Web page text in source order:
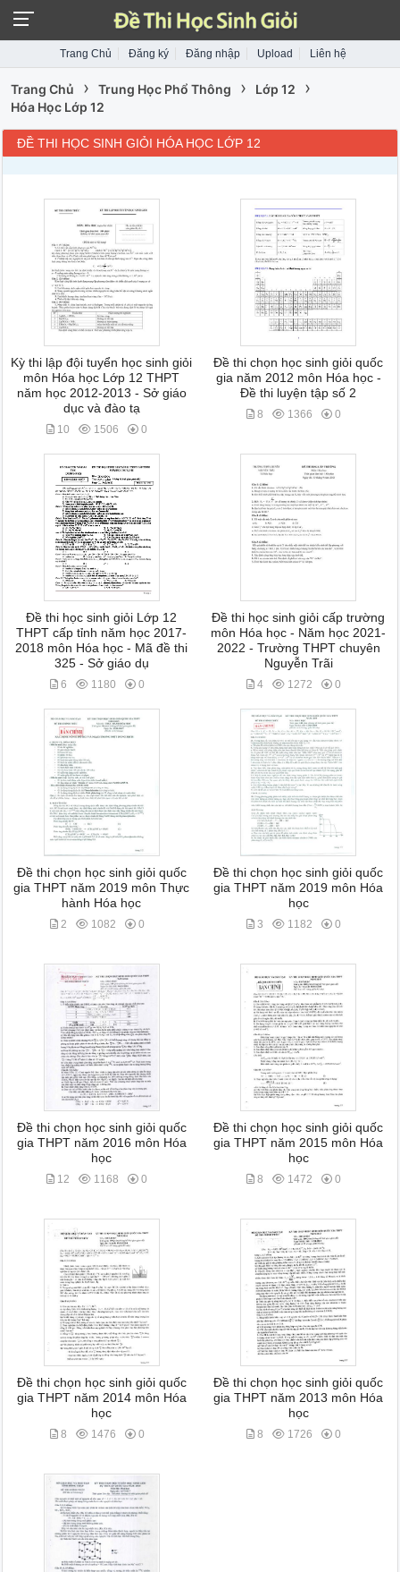
Trang Chủ Đăng ký Đăng nhập Upload Liên hệ
Trang Chủ › Trung Học Phổ Thông › Lớp 12 ›
Hóa Học Lớp 12
ĐỀ THI HỌC SINH GIỎI HÓA HỌC LỚP 12
Kỳ thi lập đội tuyển học sinh giỏi
môn Hóa học Lớp 12 THPT
năm học 2012-2013 - Sở giáo
dục và đào tạ
10 1506 0
Đề thi chọn học sinh giỏi quốc
gia năm 2012 môn Hóa học -
Đề thi luyện tập số 2
8 1366 0
Đề thi học sinh giỏi Lớp 12
THPT cấp tỉnh năm học 2017-
2018 môn Hóa học - Mã đề thi
325 - Sở giáo dụ
6 1180 0
Đề thi học sinh giỏi cấp trường
môn Hóa học - Năm học 2021-
2022 - Trường THPT chuyên
Nguyễn Trãi
4 1272 0
Đề thi chọn học sinh giỏi quốc
gia THPT năm 2019 môn Thực
hành Hóa học
2 1082 0
Đề thi chọn học sinh giỏi quốc
gia THPT năm 2019 môn Hóa
học
3 1182 0
Đề thi chọn học sinh giỏi quốc
gia THPT năm 2016 môn Hóa
học
12 1168 0
Đề thi chọn học sinh giỏi quốc
gia THPT năm 2015 môn Hóa
học
8 1472 0
Đề thi chọn học sinh giỏi quốc
gia THPT năm 2014 môn Hóa
học
8 1476 0
Đề thi chọn học sinh giỏi quốc
gia THPT năm 2013 môn Hóa
học
8 1726 0